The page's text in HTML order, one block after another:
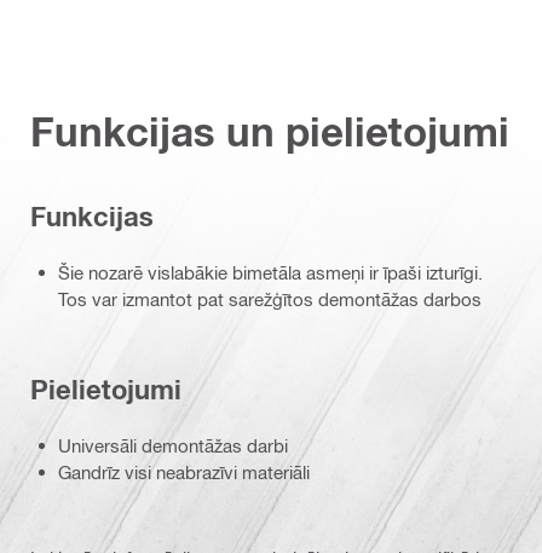
Funkcijas un pielietojumi
Funkcijas
Šie nozarē vislabākie bimetāla asmeņi ir īpaši izturīgi.
Tos var izmantot pat sarežģītos demontāžas darbos
Pielietojumi
Universāli demontāžas darbi
Gandrīz visi neabrazīvi materiāli